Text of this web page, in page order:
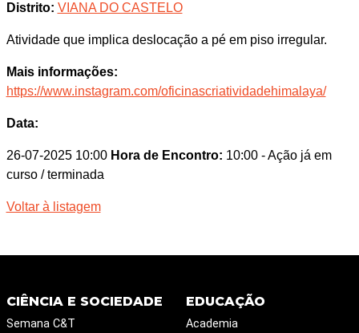
Distrito: VIANA DO CASTELO
Atividade que implica deslocação a pé em piso irregular.
Mais informações:
https://www.instagram.com/oficinascriatividadehimalaya/
Data:
26-07-2025 10:00 Hora de Encontro: 10:00 - Ação já em
curso / terminada
Voltar à listagem
CIÊNCIA E SOCIEDADE
Semana C&T
EDUCAÇÃO
Academia